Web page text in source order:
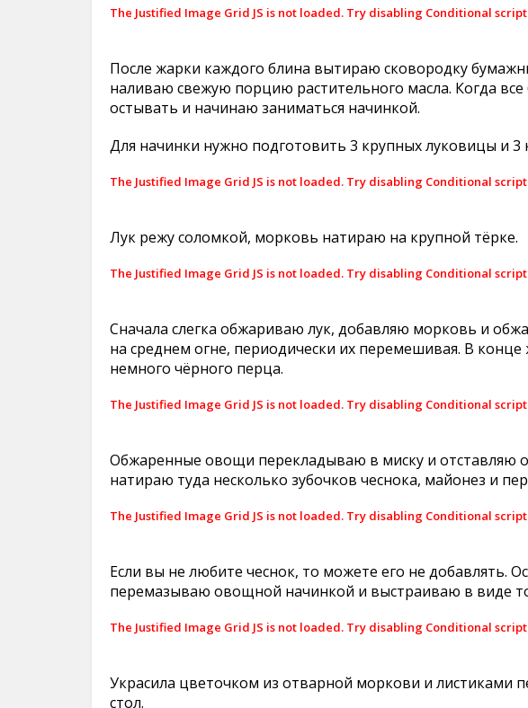
The Justified Image Grid JS is not loaded. Try disabling Conditional
После жарки каждого блина вытираю сковородку
наливаю свежую порцию растительного масла. Когда
остывать и начинаю заниматься начинкой.
Для начинки нужно подготовить 3 крупных луковицы и 3
The Justified Image Grid JS is not loaded. Try disabling Conditional
Лук режу соломкой, морковь натираю на крупной тёрке.
The Justified Image Grid JS is not loaded. Try disabling Conditional
Сначала слегка обжариваю лук, добавляю морковь и
на среднем огне, периодически их перемешивая. В
немного чёрного перца.
The Justified Image Grid JS is not loaded. Try disabling Conditional
Обжаренные овощи перекладываю в миску и отставляю
натираю туда несколько зубочков чеснока, майонез и
The Justified Image Grid JS is not loaded. Try disabling Conditional
Если вы не любите чеснок, то можете его не добавлять.
перемазываю овощной начинкой и выстраиваю в виде
The Justified Image Grid JS is not loaded. Try disabling Conditional
Украсила цветочком из отварной моркови и листиками
стол.